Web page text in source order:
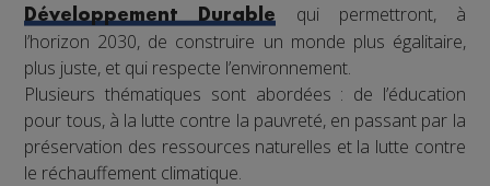
Développement Durable
qui permettront, à
l’horizon 2030, de construire un monde plus égalitaire,
plus juste, et qui respecte l’environnement.
Plusieurs thématiques sont abordées : de l’éducation
pour tous, à la lutte contre la pauvreté, en passant par la
préservation des ressources naturelles et la lutte contre
le réchauffement climatique.